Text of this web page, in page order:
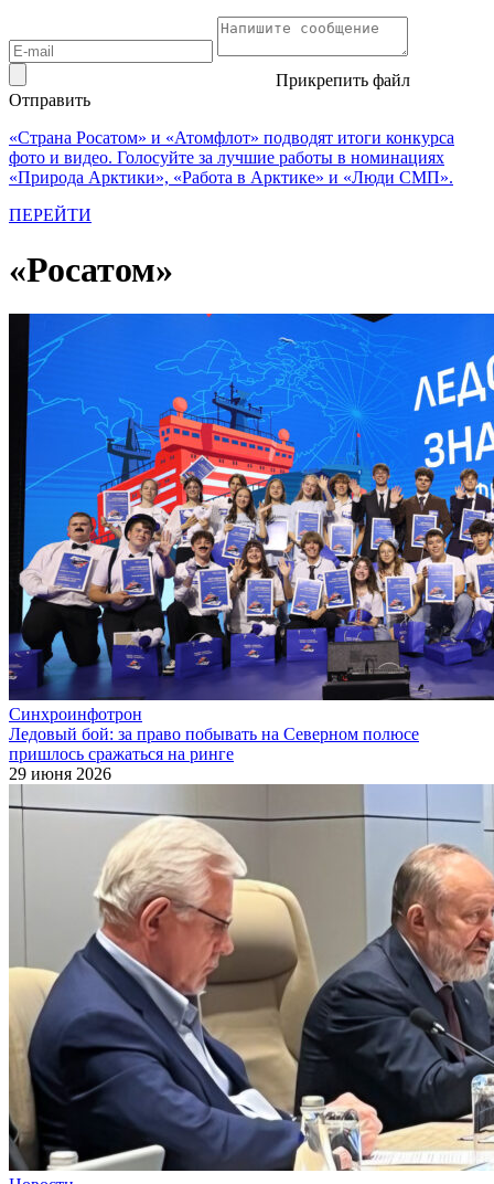
Прикрепить файл
Отправить
«Страна Росатом» и «Атомфлот» подводят итоги конкурса
фото и видео. Голосуйте за лучшие работы в номинациях
«Природа Арктики», «Работа в Арктике» и «Люди СМП».
ПЕРЕЙТИ
«Росатом»
Синхроинфотрон
Ледовый бой: за право побывать на Северном полюсе
пришлось сражаться на ринге
29 июня 2026